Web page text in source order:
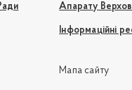
Апарату
Інформаційні
Мапа сайту